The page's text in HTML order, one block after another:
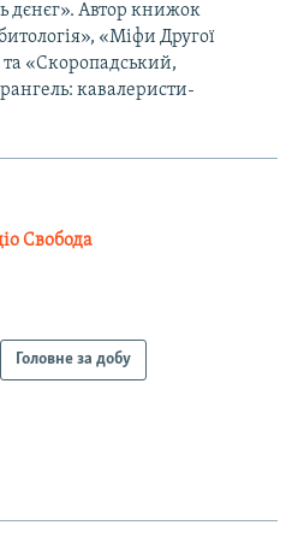
дєнєг». Автор книжок
«Міфи Другої
та «Скоропадський,
кавалеристи-
Свобода
Головне за добу